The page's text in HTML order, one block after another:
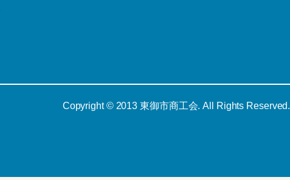
Copyright © 2013 東御市商工会. All Rights Reserved.